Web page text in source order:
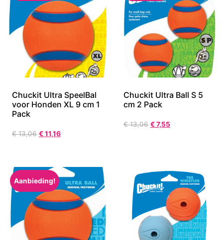
Chuckit Ultra SpeelBal
voor Honden XL 9 cm 1
Pack
€13,06 €11,16
Chuckit Ultra Ball S 5
cm 2 Pack
€13,06 €7,55
Aanbieding!